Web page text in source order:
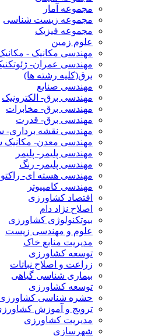
مجموعه آمار
مجموعه زیست شناسی
مجموعه فیزیک
علوم زمین
مهندسی مکانیک -
مهندسی عمران-
برق(کلیه رشته ها)
مهندسی صنایع
مهندسی برق- الکترونیک
مهندسی برق- مخابرات
مهندسی برق- قدرت
مهندسی نقشه برداری-
مهندسی معدن- مکانیک
مهندسی پلیمر- پلیمر
مهندسی پلیمر- رنگ
مهندسی هسته ای-
مهندسی کامپیوتر
اقتصاد کشاورزی
اصلاح نژاد دام
بیوتکنولوژی کشاورزی
علوم و مهندسی زیست
مدیریت منابع خاک
توسعه کشاورزی
زراعت و اصلاح نباتات
بیماری شناسی گیاهی
توسعه کشاورزی
حشره شناسی
ترویج و آموزش
مدیریت کشاورزی
شهرسازی